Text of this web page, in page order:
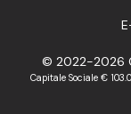
© 2022-2026
Capitale Sociale €